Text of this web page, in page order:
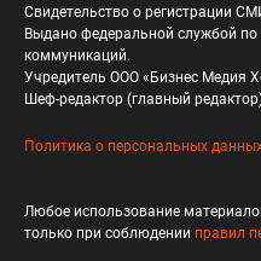
Свидетельство о регистрации
Выдано федеральной службой
коммуникаций.
Учредитель ООО «Бизнес Медия
Шеф-редактор (главный
Политика о персональных
Любое использование
только при соблюдении правил